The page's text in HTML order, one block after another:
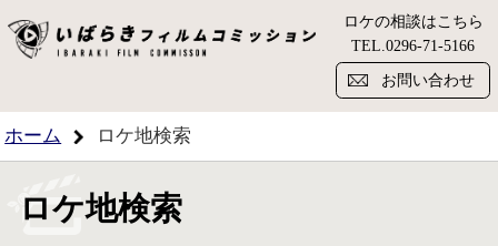
い
ロケの相談はこちら
TEL.0296-71-5166
お問い合わせ
ホーム ロケ地検索
ロケ地検索